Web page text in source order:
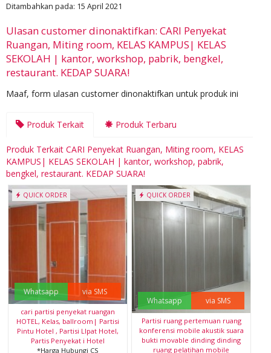
Ditambahkan pada: 15 April 2021
Ulasan customer dinonaktifkan: CARI Penyekat
Ruangan, Miting room, KELAS KAMPUS| KELAS
SEKOLAH | kantor, workshop, pabrik, bengkel,
restaurant. KEDAP SUARA!
Maaf, form ulasan customer dinonaktifkan untuk produk ini
Produk Terkait Produk Terbaru
Produk Terkait CARI Penyekat Ruangan, Miting room, KELAS
KAMPUS| KELAS SEKOLAH | kantor, workshop, pabrik,
bengkel, restaurant. KEDAP SUARA!
QUICK ORDER
Whatsapp via SMS
cari partisi penyekat ruangan
HOTEL, Kelas, ballroom| Partisi
Pintu Hotel , Partisi LIpat Hotel,
Partis Penyekat i Hotel
*Harga Hubungi CS
QUICK ORDER
Whatsapp via SMS
Partisi ruang pertemuan ruang
konferensi mobile akustik suara
bukti movable dinding dinding
ruang pelatihan mobile